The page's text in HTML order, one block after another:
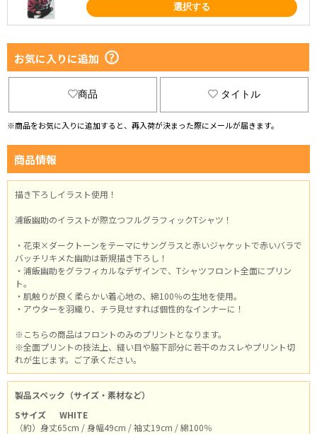
選択する
お気に入りに追加
商品 タイトル
※商品をお気に入りに追加すると、再入荷が決まった際にメールが届きます。
商品情報
描き下ろしイラスト使用！
浦飯幽助のイラストが際立つフルグラフィックTシャツ！
・花束×ダークトーンをテーマにサングラスと赤いジャケットで赤いバラで
バッチリキメた幽助は新規描き下ろし！
・浦飯幽助をグラフィカルなデザインで、Tシャツフロント全面にプリン
ト。
・肌触りが良く柔らかい着心地の、綿100％の生地を使用。
・アウターを羽織り、チラ見せすれば個性的なインナーに！
※こちらの商品はフロントのみのプリントとなります。
※全面プリントの技法上、縫い目や脇下部分に若干のカスレやプリント切
れが生じます。ご了承ください。
製品スペック（サイズ・素材など）
Sサイズ
WHITE
（約）身丈65cm / 身幅49cm / 袖丈19cm / 綿100％